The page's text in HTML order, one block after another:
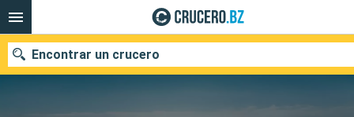
Encontrar un crucero